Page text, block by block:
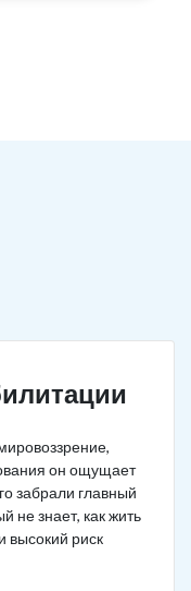
он ощущает
забрали главный
не знает, как жить
высокий риск